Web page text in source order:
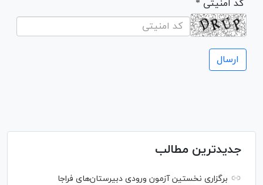
* کد امنیتی
جدیدترین مطالب
برگزاری نخستین آزمون ورودی دبیرستان‌های فراجا